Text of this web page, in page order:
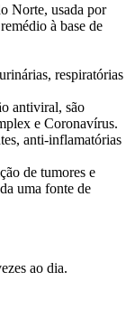
Norte, usada por
à base de
respiratórias
antiviral, são
e Coronavírus.
anti-inflamatórias
de tumores e
uma fonte de
ao dia.